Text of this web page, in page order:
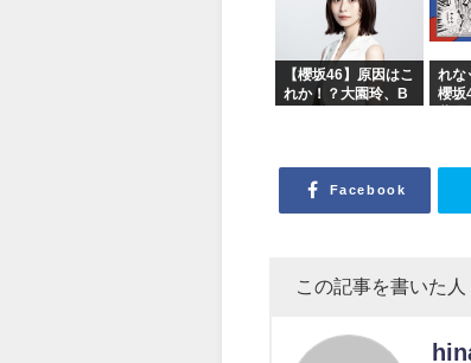
【櫻坂46】原因はこ
れか！？大園玲、B
れな
櫻坂
Facebook
この記事を書いた人